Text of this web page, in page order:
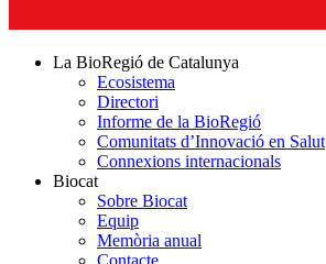
La BioRegió de Catalunya
Ecosistema
Directori
Informe de la BioRegió
Comunitats d’Innovació en Salut
Connexions internacionals
Biocat
Sobre Biocat
Equip
Memòria anual
Contacte